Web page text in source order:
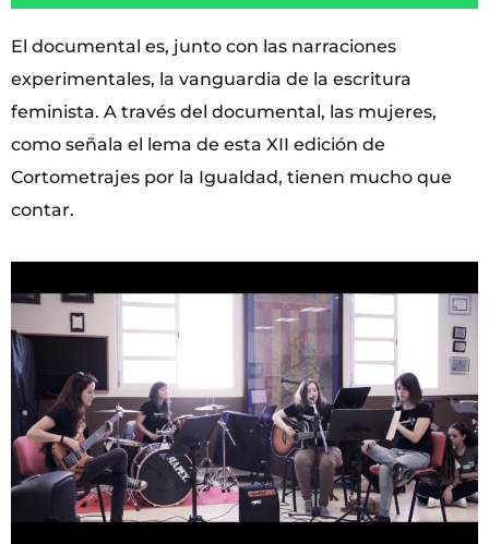
El documental es, junto con las narraciones
experimentales, la vanguardia de la escritura
feminista. A través del documental, las mujeres,
como señala el lema de esta XII edición de
Cortometrajes por la Igualdad, tienen mucho que
contar.